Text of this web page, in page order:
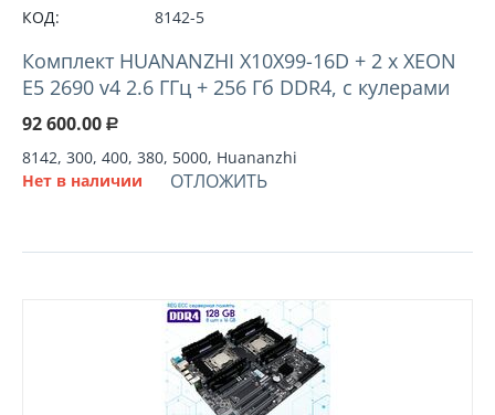
КОД: 8142-5
Комплект HUANANZHI X10X99-16D + 2 х XEON
E5 2690 v4 2.6 ГГц + 256 Гб DDR4, с кулерами
92 600.00 Р
8142, 300, 400, 380, 5000, Huananzhi
Нет в наличии
ОТЛОЖИТЬ